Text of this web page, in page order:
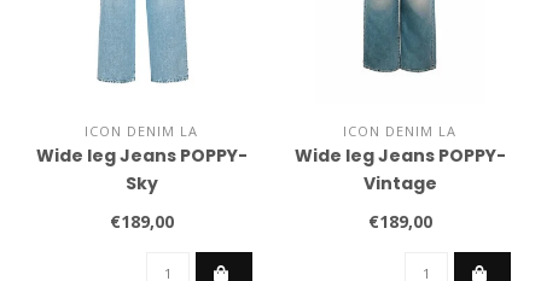
ICON DENIM LA
Wide leg Jeans POPPY-
Sky
€189,00
ICON DENIM LA
Wide leg Jeans POPPY-
Vintage
€189,00